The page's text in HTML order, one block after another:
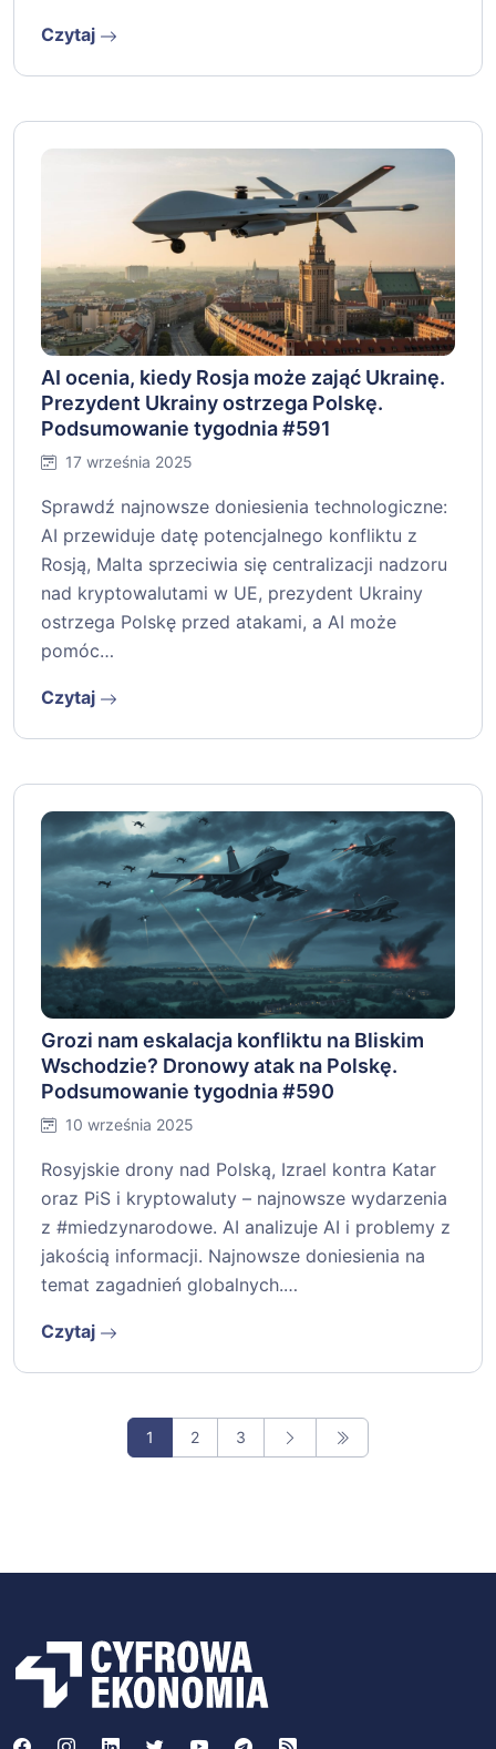
Czytaj
AI ocenia, kiedy Rosja może zająć Ukrainę.
Prezydent Ukrainy ostrzega Polskę.
Podsumowanie tygodnia #591
17 września 2025
Sprawdź najnowsze doniesienia technologiczne:
AI przewiduje datę potencjalnego konfliktu z
Rosją, Malta sprzeciwia się centralizacji nadzoru
nad kryptowalutami w UE, prezydent Ukrainy
ostrzega Polskę przed atakami, a AI może
pomóc…
Czytaj
Grozi nam eskalacja konfliktu na Bliskim
Wschodzie? Dronowy atak na Polskę.
Podsumowanie tygodnia #590
10 września 2025
Rosyjskie drony nad Polską, Izrael kontra Katar
oraz PiS i kryptowaluty – najnowsze wydarzenia
z #miedzynarodowe. AI analizuje AI i problemy z
jakością informacji. Najnowsze doniesienia na
temat zagadnień globalnych.…
Czytaj
1 2 3